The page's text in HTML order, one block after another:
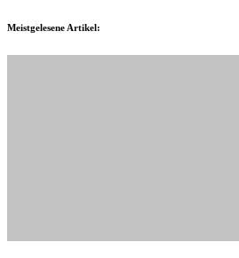
Meistgelesene Artikel: